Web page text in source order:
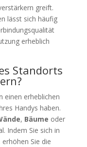
greift.
lässt sich häufig
erheblich
Standorts
einen erheblichen
Handys haben.
, Bäume oder
Indem Sie sich in
Sie die